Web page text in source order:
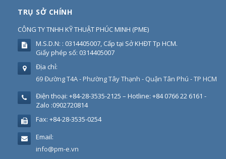
TRỤ SỞ CHÍNH
CÔNG TY TNHH KỸ THUẬT PHÚC MINH (PME)
M.S.D.N: : 0314405007, Cấp tại Sở KHĐT Tp HCM.
Giấy phép số: 0314405007
Địa chỉ:
69 Đường T4A - Phường Tây Thạnh - Quận Tân Phú - TP HCM
Điện thoại: +84-28-3535-2125 – Hotline: +84 0766 22 6161 -
Zalo :0902720814
Fax: +84-28-3535-0254
Email:
info@pm-e.vn